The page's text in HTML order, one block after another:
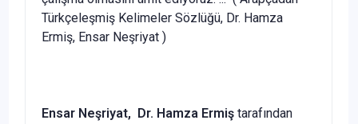
Türkçeleşmiş Kelimeler Sözlüğü, Dr. Hamza
Ermiş, Ensar Neşriyat )
Ensar Neşriyat, Dr. Hamza Ermiş tarafından